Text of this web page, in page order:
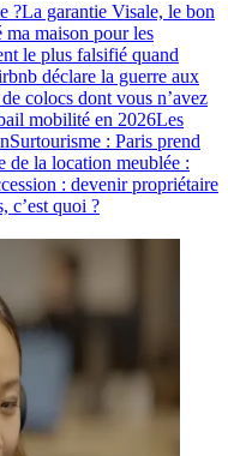
?La garantie Visale, le bon
ma maison pour les
le plus falsifié quand
déclare la guerre aux
colocs dont vous n’avez
mobilité en 2026Les
Surtourisme : Paris prend
de la location meublée :
: devenir propriétaire
c’est quoi ?